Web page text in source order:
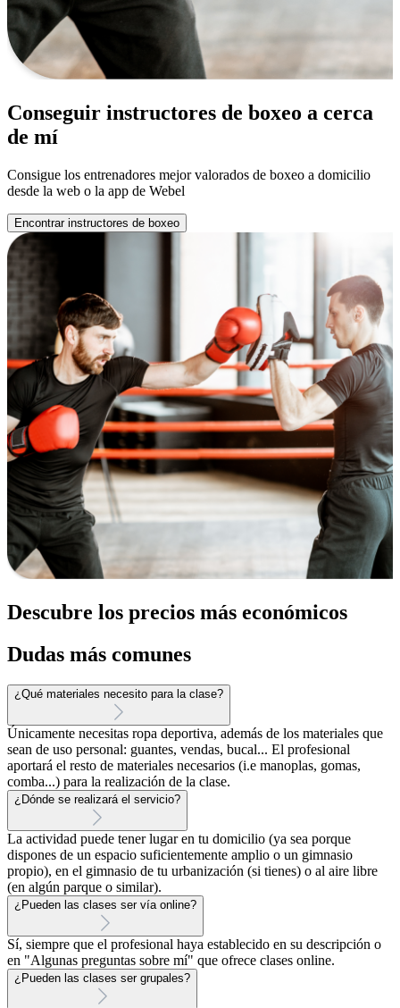
Conseguir instructores de boxeo a cerca
de mí
Consigue los entrenadores mejor valorados de boxeo a domicilio
desde la web o la app de Webel
Encontrar instructores de boxeo
Descubre los precios más económicos
Dudas más comunes
¿Qué materiales necesito para la clase?
Únicamente necesitas ropa deportiva, además de los materiales que
sean de uso personal: guantes, vendas, bucal... El profesional
aportará el resto de materiales necesarios (i.e manoplas, gomas,
comba...) para la realización de la clase.
¿Dónde se realizará el servicio?
La actividad puede tener lugar en tu domicilio (ya sea porque
dispones de un espacio suficientemente amplio o un gimnasio
propio), en el gimnasio de tu urbanización (si tienes) o al aire libre
(en algún parque o similar).
¿Pueden las clases ser vía online?
Sí, siempre que el profesional haya establecido en su descripción o
en "Algunas preguntas sobre mí" que ofrece clases online.
¿Pueden las clases ser grupales?